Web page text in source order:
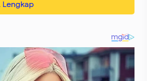
Lengkap